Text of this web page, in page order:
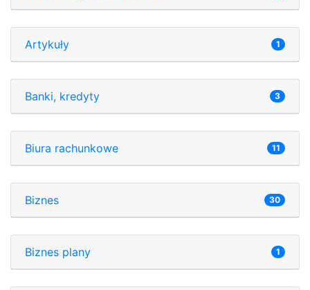
Artykuły 1
Banki, kredyty 3
Biura rachunkowe 11
Biznes 30
Biznes plany 1